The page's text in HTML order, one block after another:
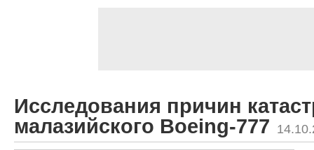
Исследования причин
малазийского Boeing-777